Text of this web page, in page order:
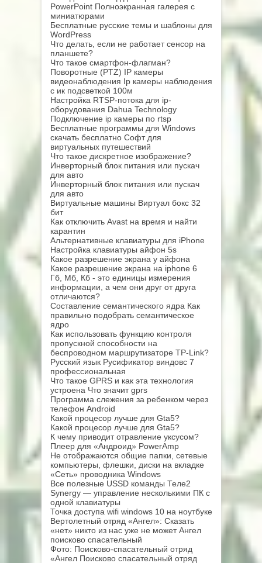
PowerPoint Полноэкранная галерея с
миниатюрами
Бесплатные русские темы и шаблоны для
WordPress
Что делать, если не работает сенсор на
планшете?
Что такое смартфон-флагман?
Поворотные (PTZ) IP камеры
видеонаблюдения Ip камеры наблюдения
с ик подсветкой 100м
Настройка RTSP-потока для ip-
оборудования Dahua Technology
Подключение ip камеры по rtsp
Бесплатные программы для Windows
скачать бесплатно Софт для
виртуальных путешествий
Что такое дискретное изображение?
Инверторный блок питания или пускач
для авто
Инверторный блок питания или пускач
для авто
Виртуальные машины Виртуал бокс 32
бит
Как отключить Avast на время и найти
карантин
Альтернативные клавиатуры для iPhone
Настройка клавиатуры айфон 5s
Какое разрешение экрана у айфона
Какое разрешение экрана на iphone 6
Гб, Мб, Кб - это единицы измерения
информации, а чем они друг от друга
отличаются?
Составление семантического ядра Как
правильно подобрать семантическое
ядро
Как использовать функцию контроля
пропускной способности на
беспроводном маршрутизаторе TP-Link?
Русский язык Русификатор виндовс 7
профессиональная
Что такое GPRS и как эта технология
устроена Что значит gprs
Программа слежения за ребенком через
телефон Android
Какой процесор лучше для Gta5?
Какой процесор лучше для Gta5?
К чему приводит отравление уксусом?
Плеер для «Андроид» PowerAmp
Не отображаются общие папки, сетевые
компьютеры, флешки, диски на вкладке
«Сеть» проводника Windows
Все полезные USSD команды Теле2
Synergy — управление несколькими ПК с
одной клавиатуры
Точка доступа wifi windows 10 на ноутбуке
Вертолетный отряд «Ангел»: Сказать
«нет» никто из нас уже не может Ангел
поисково спасательный
Фото: Поисково-спасательный отряд
«Ангел Поисково спасательный отряд